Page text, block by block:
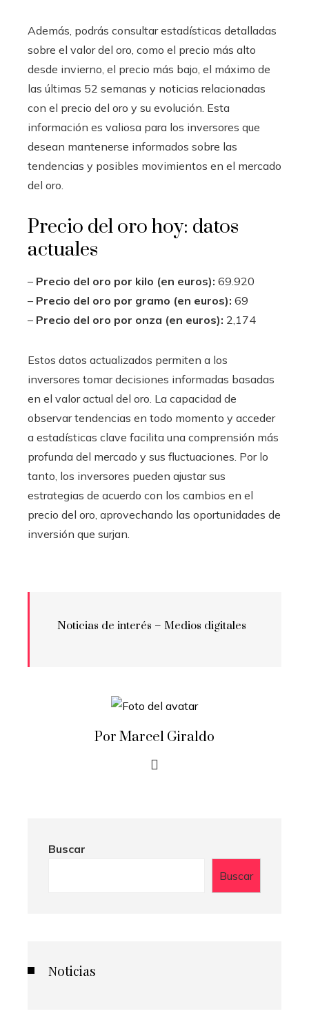
Además, podrás consultar estadísticas detalladas
sobre el valor del oro, como el precio más alto
desde invierno, el precio más bajo, el máximo de
las últimas 52 semanas y noticias relacionadas
con el precio del oro y su evolución. Esta
información es valiosa para los inversores que
desean mantenerse informados sobre las
tendencias y posibles movimientos en el mercado
del oro.
Precio del oro hoy: datos
actuales
– Precio del oro por kilo (en euros): 69.920
– Precio del oro por gramo (en euros): 69
– Precio del oro por onza (en euros): 2,174
Estos datos actualizados permiten a los
inversores tomar decisiones informadas basadas
en el valor actual del oro. La capacidad de
observar tendencias en todo momento y acceder
a estadísticas clave facilita una comprensión más
profunda del mercado y sus fluctuaciones. Por lo
tanto, los inversores pueden ajustar sus
estrategias de acuerdo con los cambios en el
precio del oro, aprovechando las oportunidades de
inversión que surjan.
Noticias de interés – Medios digitales
Por Marcel Giraldo
Buscar
Buscar
Noticias